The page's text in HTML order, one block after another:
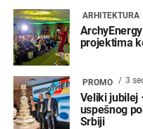
ARHITEKTURA
projektima
PROMO 3
Veliki jubilej
uspešnog
Srbiji